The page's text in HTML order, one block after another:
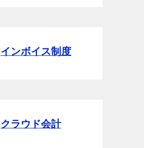
インボイス制度
クラウド会計